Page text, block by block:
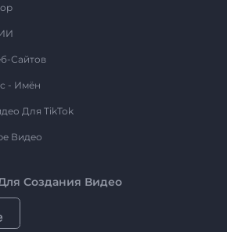
Сайтов
- Имён
Для TikTok
Видео
Создания Видео